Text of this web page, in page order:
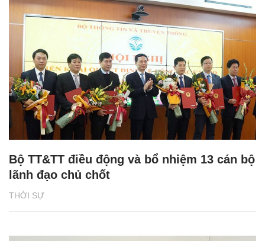
THỜI SỰ
Bộ TT&TT điều động và bổ nhiệm 13 cán bộ
lãnh đạo chủ chốt